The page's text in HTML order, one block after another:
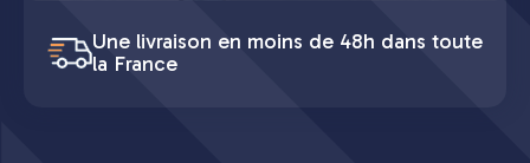
Une livraison en moins de 48h dans toute
la France